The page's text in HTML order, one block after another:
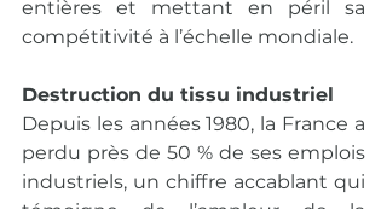
entières et mettant en péril sa
compétitivité à l’échelle mondiale.
Destruction du tissu industriel
Depuis les années 1980, la France a
perdu près de 50 % de ses emplois
industriels, un chiffre accablant qui